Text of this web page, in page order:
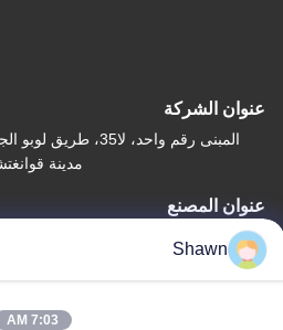
عنوان الشركة
المبنى رقم واحد، لا35،
مدينة
عنوان المصنع
قرية ليانجياو ما جياو، مدينة ليكونغ،
Shawn
7:03 AM